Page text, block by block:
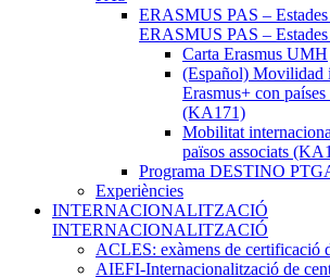
ERASMUS PAS –
ERASMUS PAS –
Carta Erasmus UMH
(Español) Movilidad
Erasmus+ con
(KA171)
Mobilitat
països associats
Programa DESTINO
Experiències
INTERNACIONALITZACIÓ
INTERNACIONALITZACIÓ
ACLES: exàmens de certificació
AIEFI-Internacionalització de